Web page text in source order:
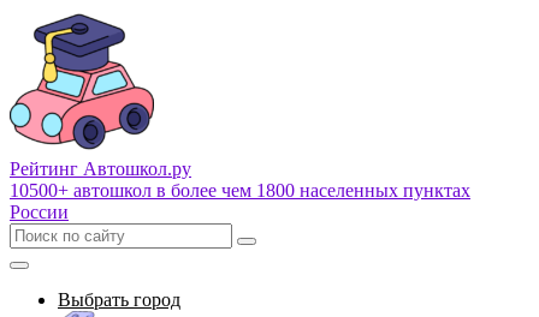
Рейтинг Автошкол.ру
10500+ автошкол в более чем 1800 населенных пунктах
России
Выбрать город